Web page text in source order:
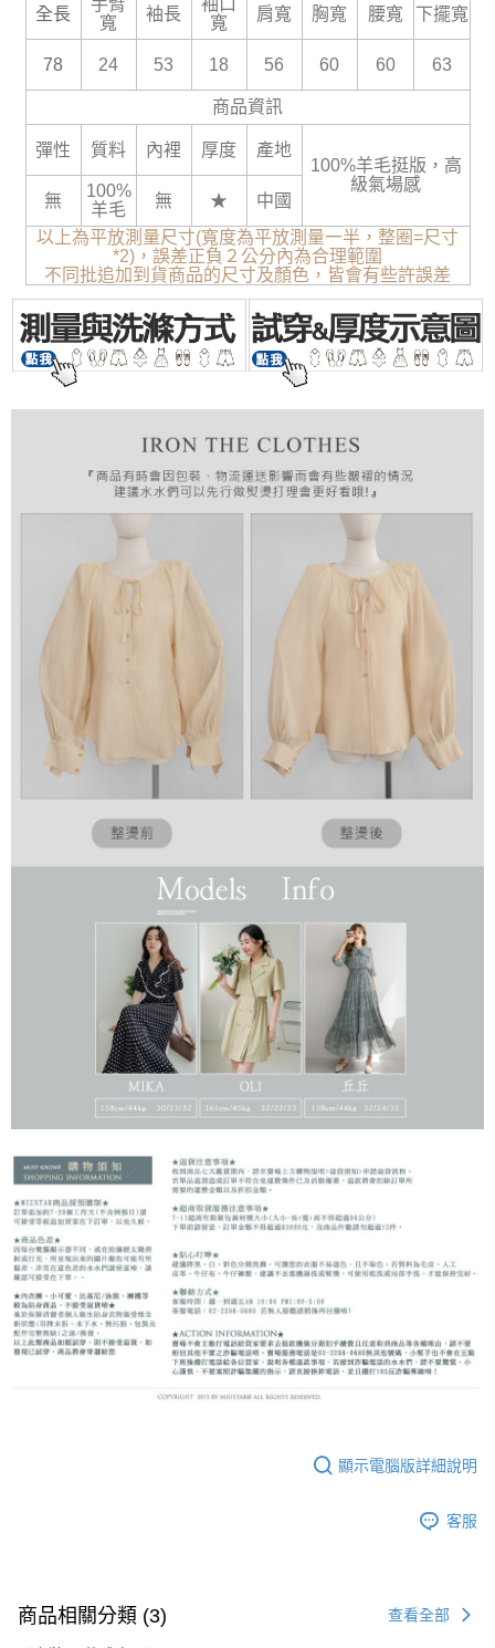
全長
寬
袖長
寬
肩寬 胸寬 腰寬 下擺寬
78 24 53 18 56 60 60 63
商品資訊
彈性 質料 內裡 厚度
產地
100%羊毛挺版，高
級氣場感
無
100%
羊毛
無 ★
中國
以上為平放測量尺寸(寬度為平放測量一半，整圈=尺寸
*2)，誤差正負２公分內為合理範圍
不同批追加到貨商品的尺寸及顏色，皆會有些許誤差
顯示電腦版詳細說明
客服
商品相關分類 (3) 查看全部